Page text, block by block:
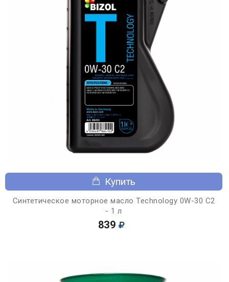
Купить
Синтетическое моторное масло Technology 0W-30 C2
- 1 л
839